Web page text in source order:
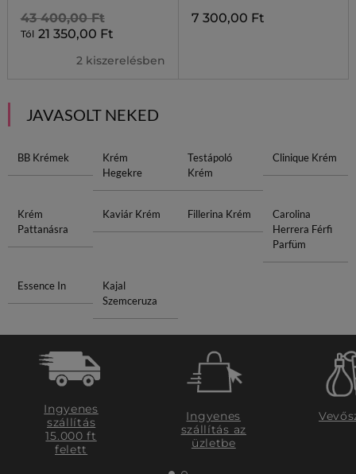
43 400,00 Ft
Tól 21 350,00 Ft
2 kiszerelésben
7 300,00 Ft
JAVASOLT NEKED
BB Krémek
Krém
Hegekre
Testápoló
Krém
Clinique Krém
Krém
Pattanásra
Kaviár Krém Fillerina Krém
Carolina
Herrera Férfi
Parfüm
Essence In
Kajal
Szemceruza
Ingyenes
szállítás
15.000 ft
felett
Ingyenes
szállítás az
üzletbe